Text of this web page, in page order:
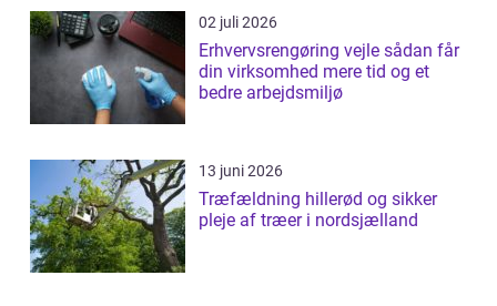
02 juli 2026
Erhvervsrengøring vejle sådan får
din virksomhed mere tid og et
bedre arbejdsmiljø
13 juni 2026
Træfældning hillerød og sikker
pleje af træer i nordsjælland